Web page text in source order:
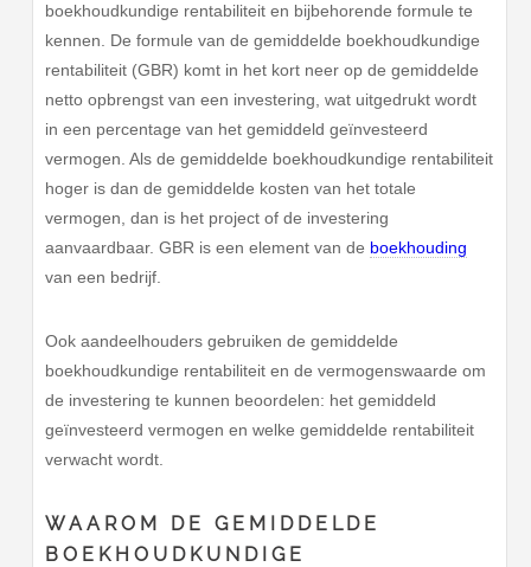
boekhoudkundige rentabiliteit en bijbehorende formule te
kennen. De formule van de gemiddelde boekhoudkundige
rentabiliteit (GBR) komt in het kort neer op de gemiddelde
netto opbrengst van een investering, wat uitgedrukt wordt
in een percentage van het gemiddeld geïnvesteerd
vermogen. Als de gemiddelde boekhoudkundige rentabiliteit
hoger is dan de gemiddelde kosten van het totale
vermogen, dan is het project of de investering
aanvaardbaar. GBR is een element van de boekhouding
van een bedrijf.
Ook aandeelhouders gebruiken de gemiddelde
boekhoudkundige rentabiliteit en de vermogenswaarde om
de investering te kunnen beoordelen: het gemiddeld
geïnvesteerd vermogen en welke gemiddelde rentabiliteit
verwacht wordt.
WAAROM DE GEMIDDELDE
BOEKHOUDKUNDIGE